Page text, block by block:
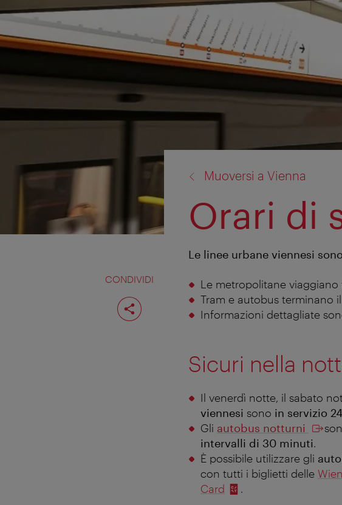
CONDIVIDI
Condividi
pagina
Muoversi a Vienna
Orari di
Le linee urbane viennesi
Le metropolitane
Tram e autobus terminano
Informazioni dettagliate
Sicuri nella
Il venerdì notte, il sabato
viennesi sono in servizio
Gli autobus notturni
intervalli di 30 minuti.
È possibile utilizzare gli
con tutti i biglietti delle
Card
.